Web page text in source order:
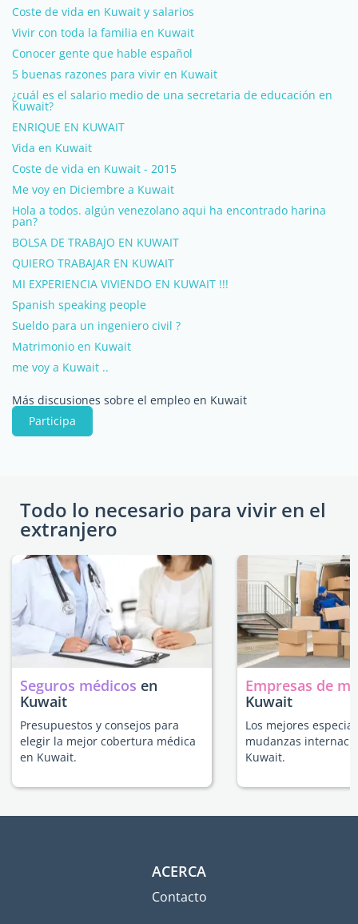
Coste de vida en Kuwait y salarios
Vivir con toda la familia en Kuwait
Conocer gente que hable español
5 buenas razones para vivir en Kuwait
¿cuál es el salario medio de una secretaria de educación en
Kuwait?
ENRIQUE EN KUWAIT
Vida en Kuwait
Coste de vida en Kuwait - 2015
Me voy en Diciembre a Kuwait
Hola a todos. algún venezolano aqui ha encontrado harina
pan?
BOLSA DE TRABAJO EN KUWAIT
QUIERO TRABAJAR EN KUWAIT
MI EXPERIENCIA VIVIENDO EN KUWAIT !!!
Spanish speaking people
Sueldo para un ingeniero civil ?
Matrimonio en Kuwait
me voy a Kuwait ..
Más discusiones sobre el empleo en Kuwait
Participa
Todo lo necesario para vivir en el
extranjero
Seguros médicos en
Kuwait
Presupuestos y consejos para
elegir la mejor cobertura médica
en Kuwait.
Empresas de
Kuwait
Los mejores
mudanzas
Kuwait.
ACERCA
Contacto